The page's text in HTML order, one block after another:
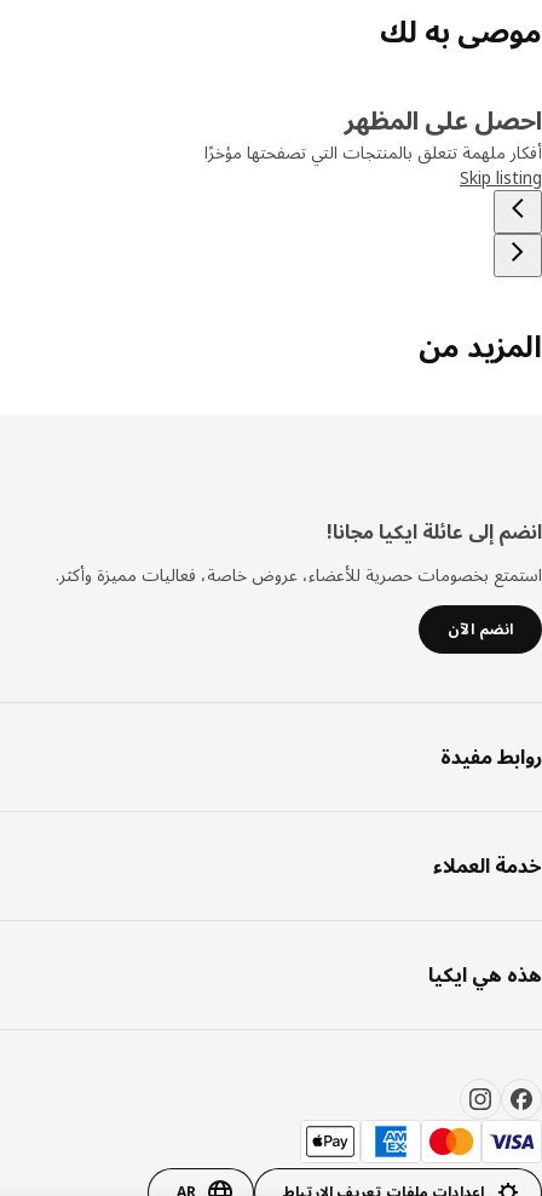
به لك
على المظهر
ملهمة تتعلق بالمنتجات التي تصفحتها مؤخرًا
Skip
من
إلى عائلة ايكيا مجانا!
بخصومات حصرية للأعضاء، عروض خاصة، فعاليات مميزة وأكثر.
انضم الآن
مفيدة
العملاء
هي ايكيا
إعدادات ملفات تعريف الارتباط AR